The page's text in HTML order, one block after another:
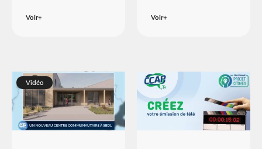
Voir+ Voir+
Vidéo